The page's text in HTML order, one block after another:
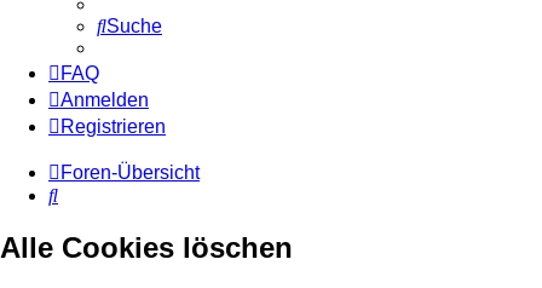
Suche
FAQ
Anmelden
Registrieren
Foren-Übersicht
Suche
Alle Cookies löschen